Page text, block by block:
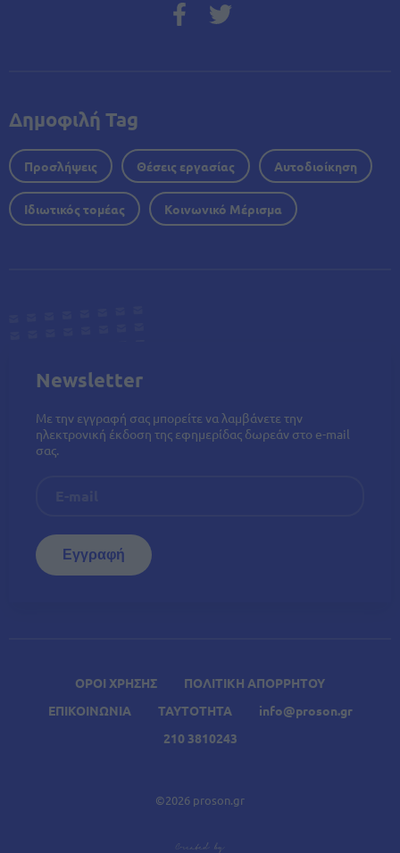
ΟΡΟΙ ΧΡΗΣΗΣ
ΠΟΛΙΤΙΚΗ ΑΠΟΡΡΗΤΟΥ
ΕΠΙΚΟΙΝΩΝΙΑ
ΤΑΥΤΟΤΗΤΑ
info@proson.gr
210 3810243
©2026 proson.gr
Δημοφιλή Tag
Προσλήψεις Θέσεις εργασίας Αυτοδιοίκηση
Ιδιωτικός τομέας Κοινωνικό Μέρισμα
Newsletter
Με την εγγραφή σας μπορείτε να λαμβάνετε την
ηλεκτρονική έκδοση της εφημερίδας δωρεάν στο e-mail
σας.